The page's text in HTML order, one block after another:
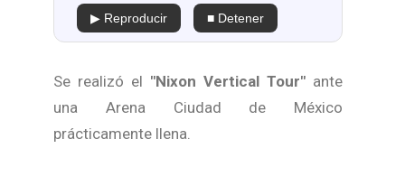
▶ Reproducir ■ Detener
Se realizó el "Nixon Vertical Tour" ante
una
Arena Ciudad de México
prácticamente llena.